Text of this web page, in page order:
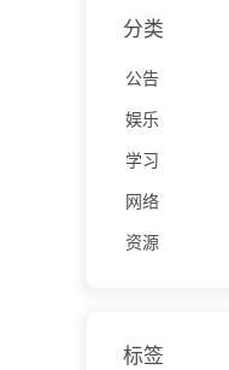
分类
公告
娱乐
学习
网络
资源
标签